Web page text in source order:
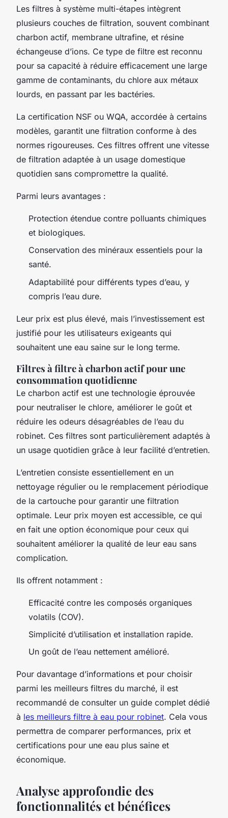
Les filtres à système multi-étapes intègrent
plusieurs couches de filtration, souvent combinant
charbon actif, membrane ultrafine, et résine
échangeuse d’ions. Ce type de filtre est reconnu
pour sa capacité à réduire efficacement une large
gamme de contaminants, du chlore aux métaux
lourds, en passant par les bactéries.
La certification NSF ou WQA, accordée à certains
modèles, garantit une filtration conforme à des
normes rigoureuses. Ces filtres offrent une vitesse
de filtration adaptée à un usage domestique
quotidien sans compromettre la qualité.
Parmi leurs avantages :
Protection étendue contre polluants chimiques
et biologiques.
Conservation des minéraux essentiels pour la
santé.
Adaptabilité pour différents types d’eau, y
compris l’eau dure.
Leur prix est plus élevé, mais l’investissement est
justifié pour les utilisateurs exigeants qui
souhaitent une eau saine sur le long terme.
Filtres à filtre à charbon actif pour une
consommation quotidienne
Le charbon actif est une technologie éprouvée
pour neutraliser le chlore, améliorer le goût et
réduire les odeurs désagréables de l’eau du
robinet. Ces filtres sont particulièrement adaptés à
un usage quotidien grâce à leur facilité d’entretien.
L’entretien consiste essentiellement en un
nettoyage régulier ou le remplacement périodique
de la cartouche pour garantir une filtration
optimale. Leur prix moyen est accessible, ce qui
en fait une option économique pour ceux qui
souhaitent améliorer la qualité de leur eau sans
complication.
Ils offrent notamment :
Efficacité contre les composés organiques
volatils (COV).
Simplicité d’utilisation et installation rapide.
Un goût de l’eau nettement amélioré.
Pour davantage d’informations et pour choisir
parmi les meilleurs filtres du marché, il est
recommandé de consulter un guide complet dédié
à les meilleurs filtre à eau pour robinet. Cela vous
permettra de comparer performances, prix et
certifications pour une eau plus saine et
économique.
Analyse approfondie des
fonctionnalités et bénéfices